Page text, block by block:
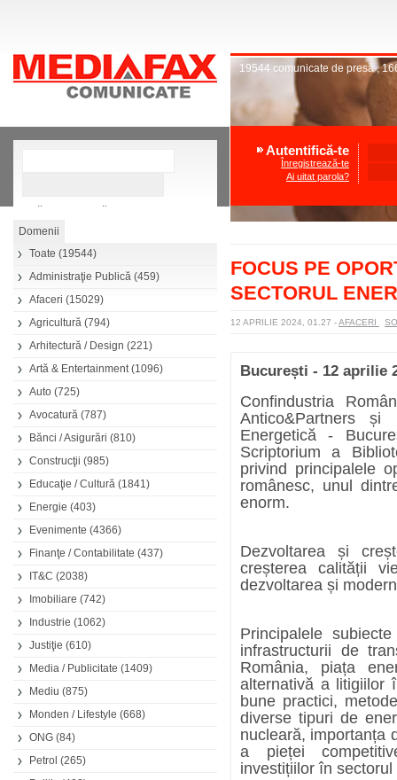
Căutare avansată
Toate (19544)
Administraţie Publică (459)
Afaceri (15029)
Agricultură (794)
Arhitectură / Design (221)
Artă & Entertainment(1096)
Auto (725)
Avocatură (787)
Bănci / Asigurări (810)
Construcţii (985)
Educaţie / Cultură (1841)
Energie (403)
Evenimente (4366)
Finanţe / Contabilitate (437)
IT&C (2038)
Imobiliare (742)
Industrie (1062)
Justiţie (610)
Media / Publicitate (1409)
Mediu (875)
Monden / Lifestyle (668)
ONG (84)
Petrol (265)
19544 comunicate de presă,
Autentifică-te
Înregistrează-te
Ai uitat parola?
FOCUS PE
SECTORUL
12 APRILIE 2024, 01.27 -AFACERI
București - 12 aprilie
Confindustria
Antico&Partners
Energetică -
Scriptorium a
privind principalele
românesc, unul
enorm.
Dezvoltarea și
creșterea calității
dezvoltarea și
Principalele
infrastructurii de
România, piața
alternativă a litigiilor
bune practici,
diverse tipuri de
nucleară, importanța
a pieței
investițiilor în